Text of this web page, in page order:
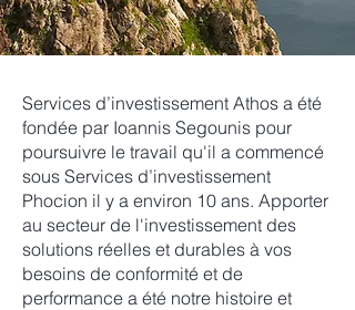
Services d’investissement Athos a été
fondée par Ioannis Segounis pour
poursuivre le travail qu'il a commencé
sous Services d’investissement
Phocion il y a environ 10 ans. Apporter
au secteur de l'investissement des
solutions réelles et durables à vos
besoins de conformité et de
performance a été notre histoire et